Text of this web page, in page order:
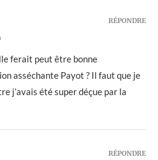
ferait peut être bonne
asséchante Payot ? Il faut que je
j’avais été super déçue par la
RÉPONDRE
RÉPONDRE